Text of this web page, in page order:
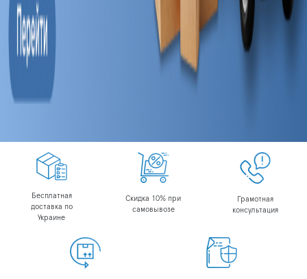
Бесплатная
доставка по
Украине
Скидка 10% при
самовывозе
Грамотная
консультация